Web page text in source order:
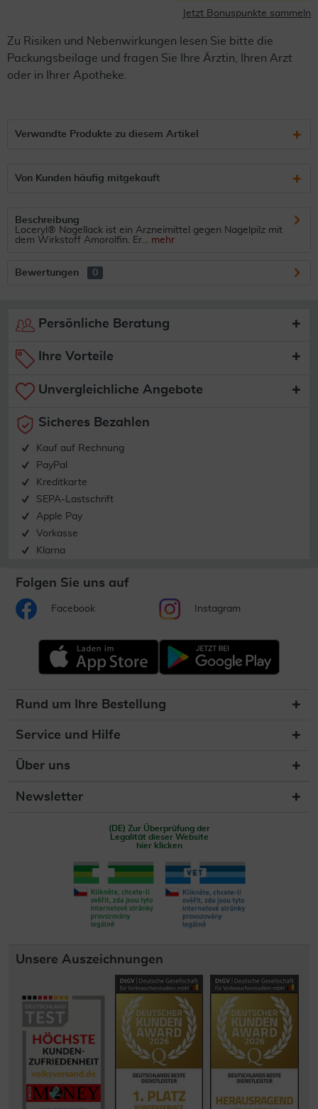
Jetzt Bonuspunkte sammeln
Zu Risiken und Nebenwirkungen lesen Sie bitte die
Packungsbeilage und fragen Sie Ihre Ärztin, Ihren Arzt
oder in Ihrer Apotheke.
Verwandte Produkte zu diesem Artikel
Von Kunden häufig mitgekauft
Beschreibung
Loceryl® Nagellack ist ein Arzneimittel gegen Nagelpilz mit
dem Wirkstoff Amorolfin. Er... mehr
Bewertungen 0
Persönliche Beratung
Ihre Vorteile
Unvergleichliche Angebote
Sicheres Bezahlen
Kauf auf Rechnung
PayPal
Kreditkarte
SEPA-Lastschrift
Apple Pay
Vorkasse
Klarna
Folgen Sie uns auf
Facebook Instagram
Rund um Ihre Bestellung
Service und Hilfe
Über uns
Newsletter
(DE) Zur Überprüfung der
Legalität dieser Website
hier klicken
Unsere Auszeichnungen